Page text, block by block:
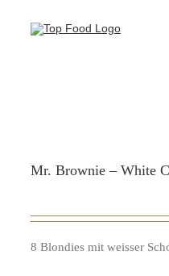
Inhalt
Mr. Brownie – White
8 Blondies mit weisser